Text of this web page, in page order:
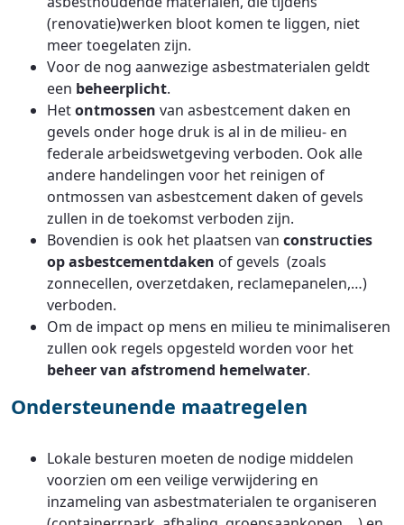
(renovatie)werken bloot komen te liggen, niet
meer toegelaten zijn.
Voor de nog aanwezige asbestmaterialen geldt
een beheerplicht.
Hetontmossen van asbestcement daken en
gevels onder hoge druk is al in de milieu- en
federale arbeidswetgeving verboden. Ook alle
andere handelingen voor het reinigen of
ontmossen van asbestcement daken of gevels
zullen in de toekomst verboden zijn.
Bovendien is ook het plaatsen van constructies
op asbestcementdaken of gevels (zoals
zonnecellen, overzetdaken, reclamepanelen,…)
verboden.
Om de impact op mens en milieu te minimaliseren
zullen ook regels opgesteld worden voor het
beheer van afstromend hemelwater.
Ondersteunende maatregelen
Lokale besturen moeten de nodige middelen
voorzien om een veilige verwijdering en
inzameling van asbestmaterialen te organiseren